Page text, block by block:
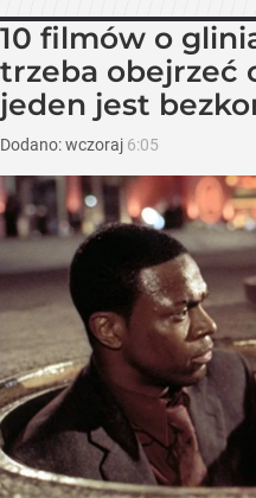
10 filmów o
trzeba obejrzeć
jeden jest
Dodano:wczoraj 6:05